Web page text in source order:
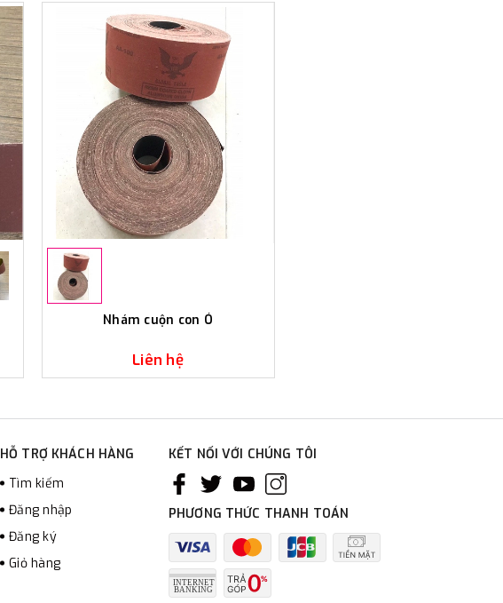
Nhám cuộn con Ó
Liên hệ
HỖ TRỢ KHÁCH HÀNG
Tìm kiếm
Đăng nhập
Đăng ký
Giỏ hàng
KẾT NỐI VỚI CHÚNG TÔI
PHƯƠNG THỨC THANH TOÁN